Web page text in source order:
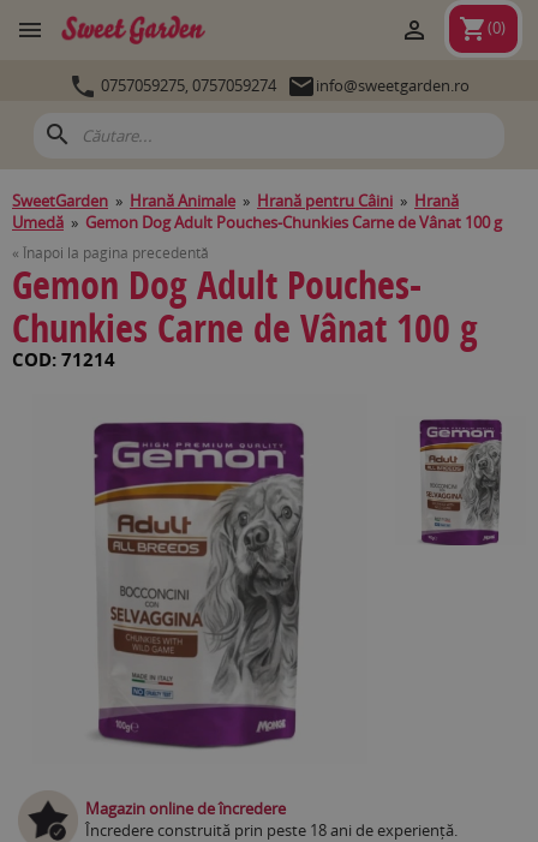
 shopping_cart(0)

 0757059275, 0757059274 info@sweetgarden.ro
search
SweetGarden » Hrană Animale » Hrană pentru Câini » Hrană
Umedă » Gemon Dog Adult Pouches-Chunkies Carne de Vânat 100 g
« Înapoi la pagina precedentă
Gemon Dog Adult Pouches-
Chunkies Carne de Vânat 100 g
COD: 71214
Magazin online de încredere
Încredere construită prin peste 18 ani de experiență.